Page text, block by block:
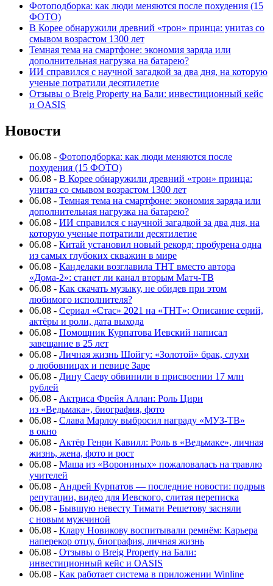
Фотоподборка: как люди меняются после похудения (15
ФОТО)
В Корее обнаружили древний «трон» принца: унитаз со
смывом возрастом 1300 лет
Темная тема на смартфоне: экономия заряда или
дополнительная нагрузка на батарею?
ИИ справился с научной загадкой за два дня, на которую
ученые потратили десятилетие
Отзывы о Breig Property на Бали: инвестиционный кейс
и OASIS
Новости
06.08 - Фотоподборка: как люди меняются после
похудения (15 ФОТО)
06.08 - В Корее обнаружили древний «трон» принца:
унитаз со смывом возрастом 1300 лет
06.08 - Темная тема на смартфоне: экономия заряда или
дополнительная нагрузка на батарею?
06.08 - ИИ справился с научной загадкой за два дня, на
которую ученые потратили десятилетие
06.08 - Китай установил новый рекорд: пробурена одна
из самых глубоких скважин в мире
06.08 - Канделаки возглавила ТНТ вместо автора
«Дома-2»: станет ли канал вторым Матч-ТВ
06.08 - Как скачать музыку, не обидев при этом
любимого исполнителя?
06.08 - Сериал «Стас» 2021 на «ТНТ»: Описание серий,
актёры и роли, дата выхода
06.08 - Помощник Курпатова Иевский написал
завещание в 25 лет
06.08 - Личная жизнь Шойгу: «Золотой» брак, слухи
о любовницах и певице Заре
06.08 - Дину Саеву обвинили в присвоении 17 млн
рублей
06.08 - Актриса Фрейя Аллан: Роль Цири
из «Ведьмака», биография, фото
06.08 - Слава Марлоу выбросил награду «МУЗ-ТВ»
в окно
06.08 - Актёр Генри Кавилл: Роль в «Ведьмаке», личная
жизнь, жена, фото и рост
06.08 - Маша из «Ворониных» пожаловалась на травлю
учителей
06.08 - Андрей Курпатов — последние новости: подрыв
репутации, видео для Иевского, слитая переписка
06.08 - Бывшую невесту Тимати Решетову засняли
с новым мужчиной
06.08 - Клару Новикову воспитывали ремнём: Карьера
наперекор отцу, биография, личная жизнь
06.08 - Отзывы о Breig Property на Бали:
инвестиционный кейс и OASIS
06.08 - Как работает система в приложении Winline